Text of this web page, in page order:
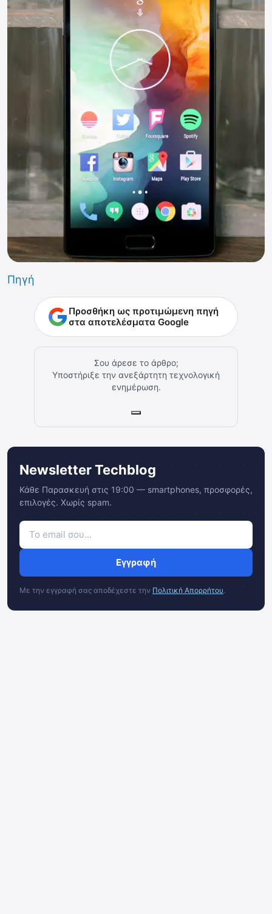
Πηγή
Προσθήκη ως προτιμώμενη πηγή
στα αποτελέσματα Google
Σου άρεσε το άρθρο;
Υποστήριξε την ανεξάρτητη τεχνολογική
ενημέρωση.
Newsletter Techblog
Κάθε Παρασκευή στις 19:00 — smartphones, προσφορές,
επιλογές. Χωρίς spam.
Εγγραφή
Με την εγγραφή σας αποδέχεστε την Πολιτική Απορρήτου.